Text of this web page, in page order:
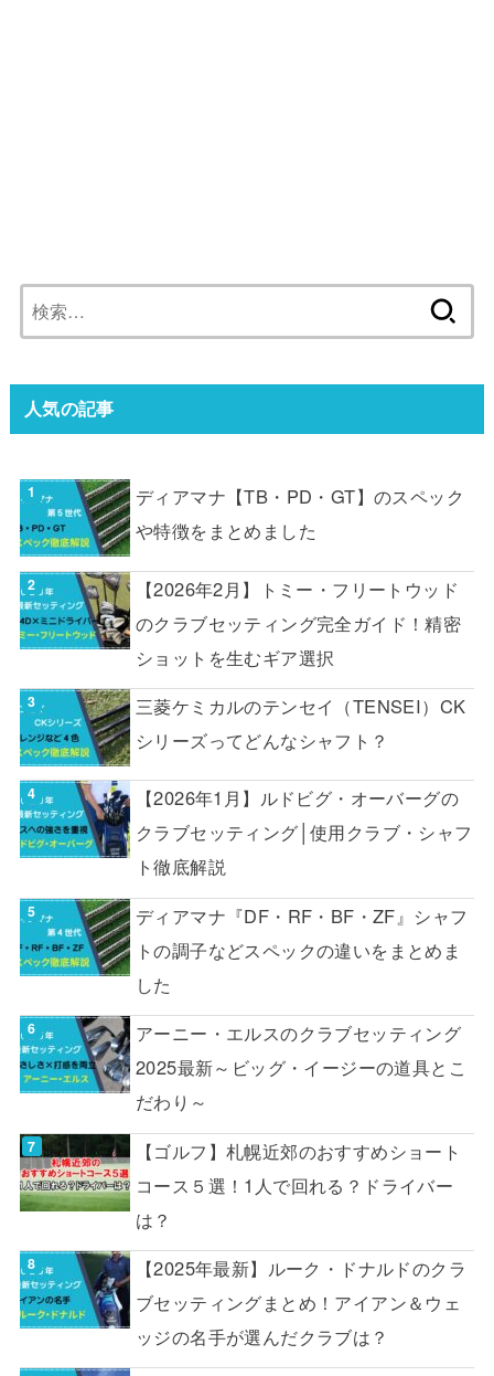
索:
人気の記事
ディアマナ【TB・PD・GT】のスペック
や特徴をまとめました
【2026年2月】トミー・フリートウッド
のクラブセッティング完全ガイド！精密
ショットを生むギア選択
三菱ケミカルのテンセイ（TENSEI）CK
シリーズってどんなシャフト？
【2026年1月】ルドビグ・オーバーグの
クラブセッティング│使用クラブ・シャフ
ト徹底解説
ディアマナ『DF・RF・BF・ZF』シャフ
トの調子などスペックの違いをまとめま
した
アーニー・エルスのクラブセッティング
2025最新～ビッグ・イージーの道具とこ
だわり～
【ゴルフ】札幌近郊のおすすめショート
コース５選！1人で回れる？ドライバー
は？
【2025年最新】ルーク・ドナルドのクラ
ブセッティングまとめ！アイアン＆ウェ
ッジの名手が選んだクラブは？